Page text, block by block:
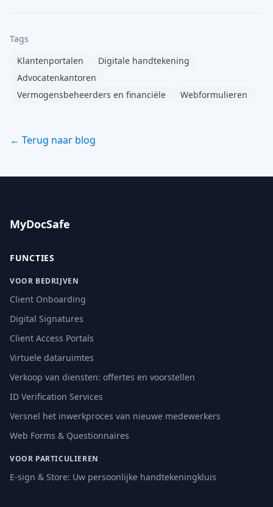
Tags
Klantenportalen
Digitale handtekening
Advocatenkantoren
Vermogensbeheerders en financiële
Webformulieren
← Terug naar blog
MyDocSafe
FUNCTIES
VOOR BEDRIJVEN
Client Onboarding
Digital Signatures
Client Access Portals
Virtuele dataruimtes
Verkoop van diensten: offertes en voorstellen
ID Verification Services
Versnel het inwerkproces van nieuwe medewerkers
Web Forms & Questionnaires
VOOR PARTICULIEREN
E-sign & Store: Uw persoonlijke handtekeningkluis